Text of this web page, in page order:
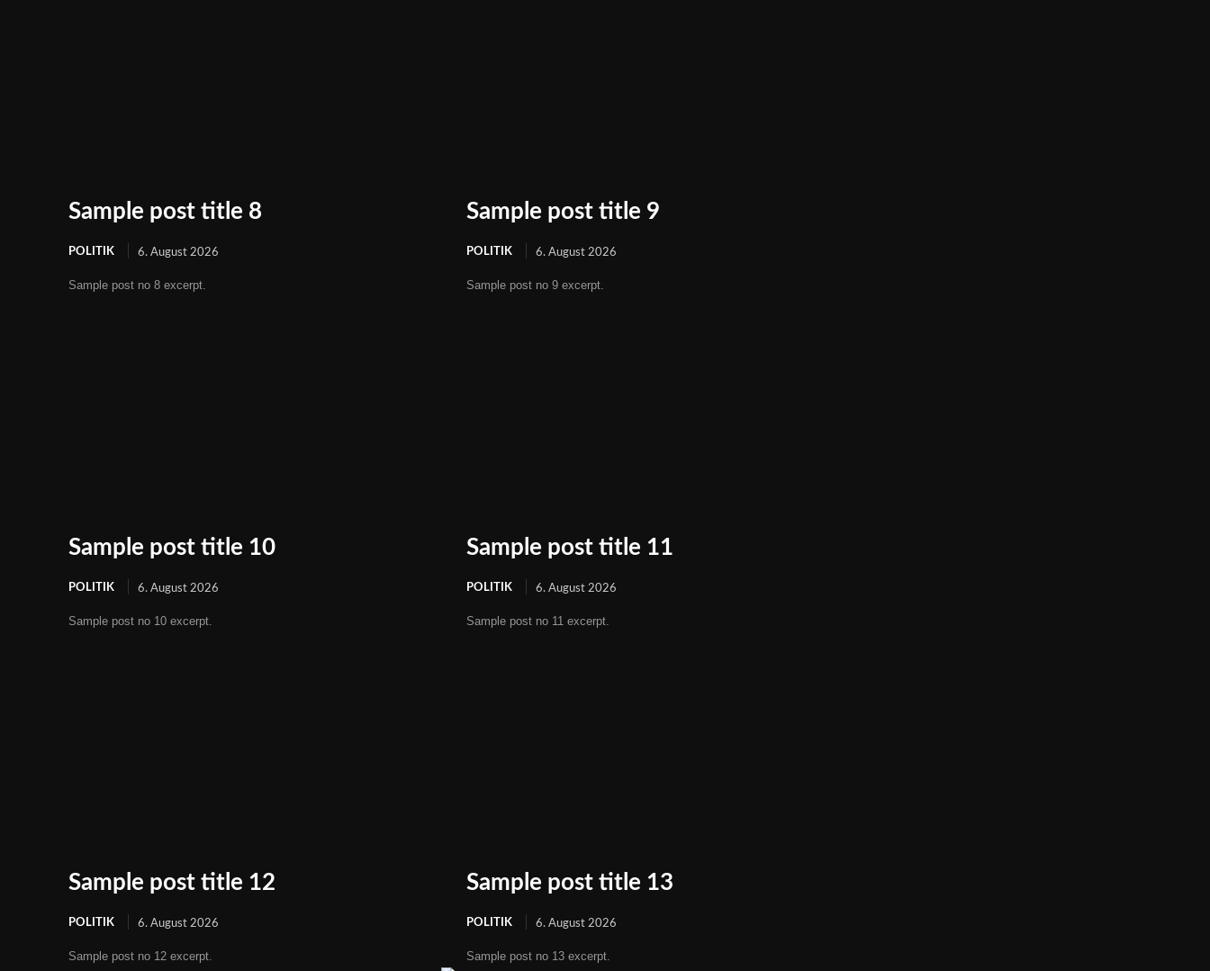
Sample post title 8
POLITIK 6. August 2026
Sample post no 8 excerpt.
Sample post title 9
POLITIK 6. August 2026
Sample post no 9 excerpt.
Sample post title 10
POLITIK 6. August 2026
Sample post no 10 excerpt.
Sample post title 11
POLITIK 6. August 2026
Sample post no 11 excerpt.
Sample post title 12
POLITIK 6. August 2026
Sample post no 12 excerpt.
Sample post title 13
POLITIK 6. August 2026
Sample post no 13 excerpt.